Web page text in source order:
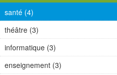
santé (4)
théâtre (3)
informatique (3)
enseignement (3)